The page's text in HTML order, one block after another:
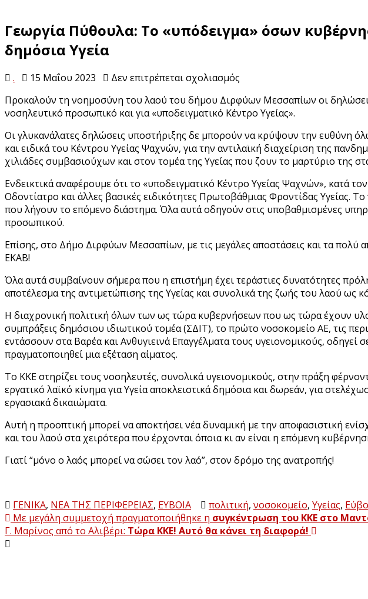
Γεωργία Πύθουλα: Το «υπόδειγμα» όσων
δημόσια Υγεία
. 15 Μαΐου 2023 Δεν επιτρέπεται σχολιασμός
Πύθουλα:
Το
«υπόδειγμα»
όσων
κυβέρνησαν
και
κυβερνούν
τη
χώρα
υποστελεχωμένη
Προκαλούν τη νοημοσύνη του λαού του δήμου Διρφύων Μεσσαπίων οι
νοσηλευτικό προσωπικό και για «υποδειγματικό Κέντρο Υγείας».
Οι γλυκανάλατες δηλώσεις υποστήριξης δε μπορούν να κρύψουν την ευθύνη
και ειδικά του Κέντρου Υγείας Ψαχνών, για την αντιλαϊκή διαχείριση της
χιλιάδες συμβασιούχων και στον τομέα της Υγείας που ζουν το μαρτύριο της
Ενδεικτικά αναφέρουμε ότι το «υποδειγματικό Κέντρο Υγείας Ψαχνών», κατά
Οδοντίατρο και άλλες βασικές ειδικότητες Πρωτοβάθμιας Φροντίδας Υγείας.
που λήγουν το επόμενο διάστημα. Όλα αυτά οδηγούν στις υποβαθμισμένες
προσωπικού.
Επίσης, στο Δήμο Διρφύων Μεσσαπίων, με τις μεγάλες αποστάσεις και τα πολύ
ΕΚΑΒ!
Όλα αυτά συμβαίνουν σήμερα που η επιστήμη έχει τεράστιες δυνατότητες
αποτέλεσμα της αντιμετώπισης της Υγείας και συνολικά της ζωής του λαού ως
Η διαχρονική πολιτική όλων των ως τώρα κυβερνήσεων που ως τώρα έχουν
συμπράξεις δημόσιου ιδιωτικού τομέα (ΣΔΙΤ), το πρώτο νοσοκομείο ΑΕ, τις
εντάσσουν στα Βαρέα και Ανθυγιεινά Επαγγέλματα τους υγειονομικούς,
πραγματοποιηθεί μια εξέταση αίματος.
Το ΚΚΕ στηρίζει τους νοσηλευτές, συνολικά υγειονομικούς, στην πράξη
εργατικό λαϊκό κίνημα για Υγεία αποκλειστικά δημόσια και δωρεάν, για
εργασιακά δικαιώματα.
Αυτή η προοπτική μπορεί να αποκτήσει νέα δυναμική με την αποφασιστική
και του λαού στα χειρότερα που έρχονται όποια κι αν είναι η επόμενη
Γιατί “μόνο ο λαός μπορεί να σώσει τον λαό”, στον δρόμο της ανατροπής!
ΓΕΝΙΚΑ, ΝΕΑ ΤΗΣ ΠΕΡΙΦΕΡΕΙΑΣ, ΕΥΒΟΙΑ πολιτική, νοσοκομείο, Υγείας,
Πλοήγηση
άρθρων
Με μεγάλη συμμετοχή πραγματοποιήθηκε η συγκέντρωση του ΚΚΕ στο
Γ. Μαρίνος από το Αλιβέρι: Τώρα ΚΚΕ! Αυτό θα κάνει τη διαφορά!